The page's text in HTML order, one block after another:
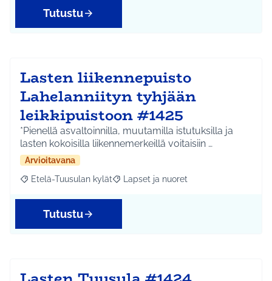
Tutustu
Lasten liikennepuisto
Lahelanniityn tyhjään
leikkipuistoon #1425
*Pienellä asvaltoinnilla, muutamilla istutuksilla ja
lasten kokoisilla liikennemerkeillä voitaisiin …
Arvioitavana
Rajaa tulokset aihepiirin mukaan: Etelä-Tuusulan kylät
Etelä-Tuusulan kylät Rajaa tulokset teeman mukaan: Lapset
Lapset ja nuoret
Tutustu